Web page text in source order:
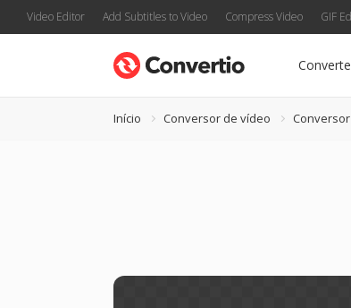
Video Editor Add Subtitles to Video Compress Video GIF
Início Conversor de vídeo Conversor